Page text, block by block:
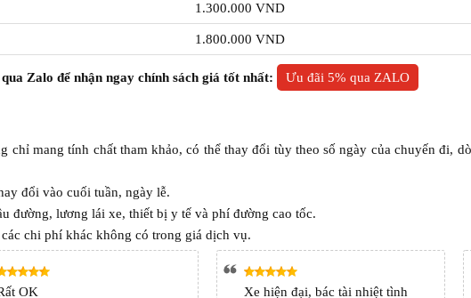
1.300.000 VND
1.800.000 VND
Zalo để nhận ngay chính sách giá tốt nhất: Ưu đãi 5% qua ZALO
chỉ mang tính chất tham khảo, có thể thay đổi tùy theo số ngày của chuyến đi,
đổi vào cuối tuần, ngày lễ.
đường, lương lái xe, thiết bị y tế và phí đường cao tốc.
chi phí khác không có trong giá dịch vụ.
OK Xe hiện đại, bác tài nhiệt tình